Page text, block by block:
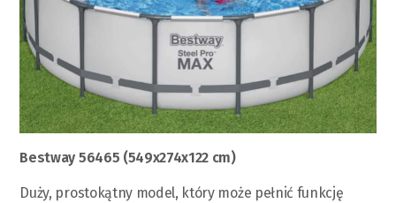
Bestway 56465 (549х274х122 сm)
Duży, prostokątny model, który może pełnić funkcję